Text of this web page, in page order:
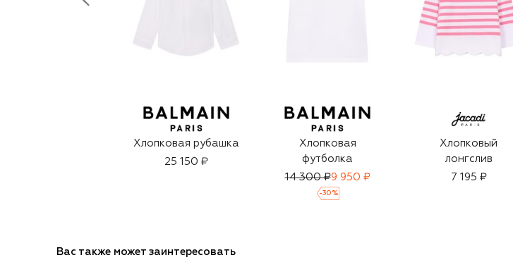
Хлопковая рубашка
25 150 ₽
Хлопковая
футболка
14 300 ₽9 950 ₽
-30 %
Хлопковый
лонгслив
7 195 ₽
Вас также может заинтересовать